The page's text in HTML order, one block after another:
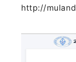
http://